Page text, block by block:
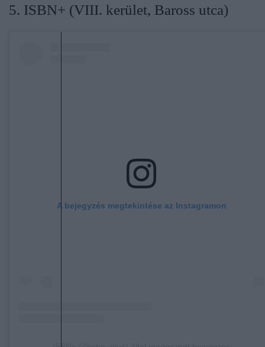
5. ISBN+ (VIII. kerület, Baross utca)
A bejegyzés megtekintése az Instagramon